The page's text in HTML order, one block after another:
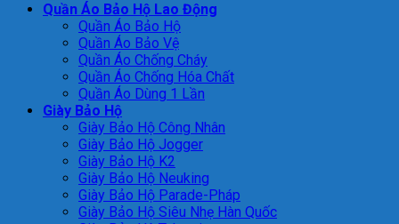
Quần Áo Bảo Hộ Lao Động
Quần Áo Bảo Hộ
Quần Áo Bảo Vệ
Quần Áo Chống Cháy
Quần Áo Chống Hóa Chất
Quần Áo Dùng 1 Lần
Giày Bảo Hộ
Giày Bảo Hộ Công Nhân
Giày Bảo Hộ Jogger
Giày Bảo Hộ K2
Giày Bảo Hộ Neuking
Giày Bảo Hộ Parade-Pháp
Giày Bảo Hộ Siêu Nhẹ Hàn Quốc